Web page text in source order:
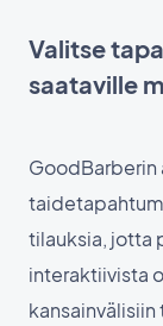
Valitse
saataville
GoodBarberin
tilauksia, jotta
interaktiivista